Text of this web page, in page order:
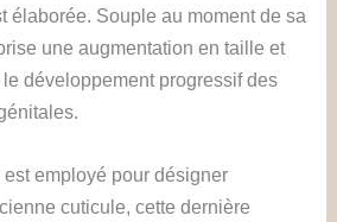
élaborée. Souple au moment de sa
une augmentation en taille et
développement progressif des
employé pour désigner
cuticule, cette dernière